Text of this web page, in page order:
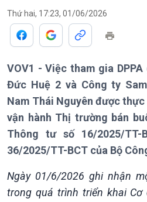
Thứ hai, 17:23, 01/06/2026
VOV1 - Việc tham gia
Đức Huệ 2 và Công ty
Nam Thái Nguyên được
vận hành Thị trường bán
Thông tư số 16/2025/
36/2025/TT-BCT của Bộ
Ngày 01/6/2026 ghi nhận
trong quá trình triển khai